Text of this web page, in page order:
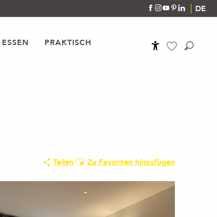
DE
PRAKTISCH
TeilenAjouter aux favoris
Zu Favoriten hinzufügen